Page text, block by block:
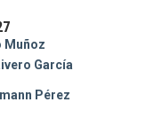
Muñoz
García
Pérez